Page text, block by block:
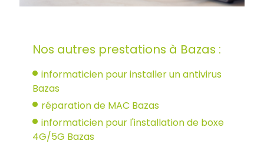
Nos autres prestations à Bazas :
informaticien pour installer un antivirus
Bazas
réparation de MAC Bazas
informaticien pour l'installation de boxe
4G/5G Bazas